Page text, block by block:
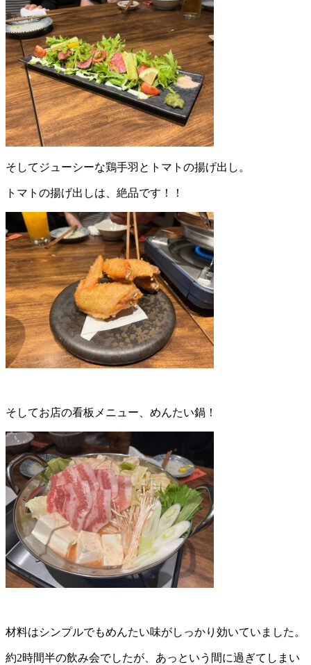
そしてジューシーな鶏手羽とトマトの揚げ出し。
トマトの揚げ出しは、絶品です！！
そしてお店の看板メニュー、めんたい鍋！
材料はシンプルでもめんたい味がしっかり効いていました。
約2時間半の飲み会でしたが、あっという間に過ぎてしまい